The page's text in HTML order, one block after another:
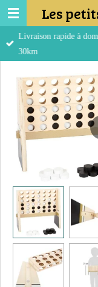
Passer
au
contenu
Les
Livraison rapide à
30km